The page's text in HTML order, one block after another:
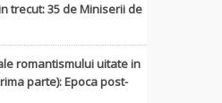
trecut: 35 de Miniserii de
romantismului uitate in
parte): Epoca post-